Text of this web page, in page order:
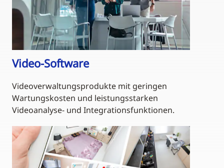
Video-Software
Videoverwaltungsprodukte mit geringen
Wartungskosten und leistungsstarken
Videoanalyse- und Integrationsfunktionen.